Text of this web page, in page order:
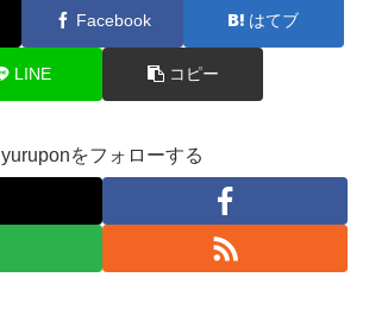
Facebook はてブ
LINE コピー
yuruponをフォローする